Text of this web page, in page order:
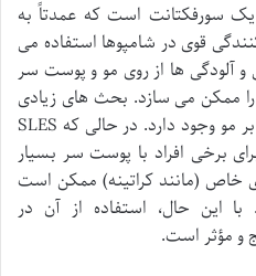
یک سورفکتانت است که عمدتاً به
قوی در شامپوها استفاده می
آلودگی ها از روی مو و پوست سر
ممکن می سازد. بحث های زیادی
در مورد سولفات ها و تأثیر آن ها بر مو وجود دارد. در حالی که SLES
برخی افراد با پوست سر بسیار
(مانند کراتینه) ممکن است
این حال، استفاده از آن در
و مؤثر است.